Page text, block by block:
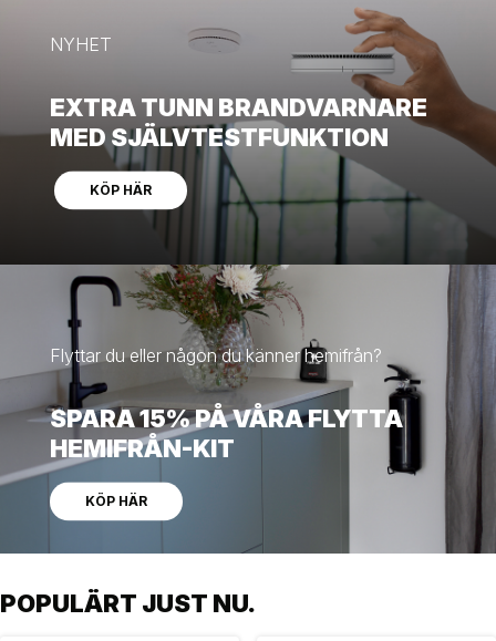
NYHET
EXTRA TUNN BRANDVARNARE
MED SJÄLVTESTFUNKTION
KÖP HÄR
Flyttar du eller någon du känner hemifrån?
SPARA 15% PÅ VÅRA FLYTTA
HEMIFRÅN-KIT
KÖP HÄR
POPULÄRT JUST NU.